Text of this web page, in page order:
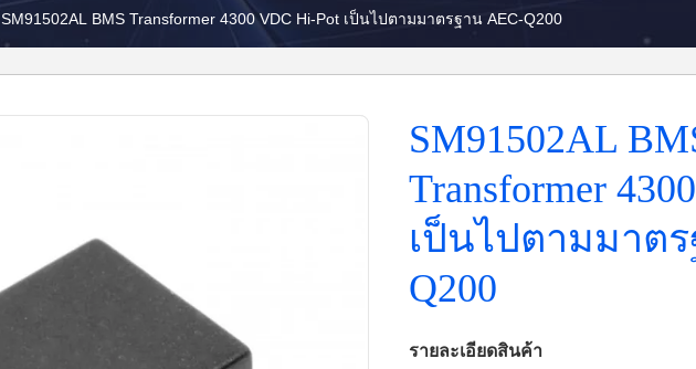
SM91502AL BMS Transformer 4300 VDC Hi-Pot เป็นไปตามมาตรฐาน AEC-Q200
SM91502AL
Transformer
เป็นไปตามมาต
Q200
รายละเอียดสินค้า